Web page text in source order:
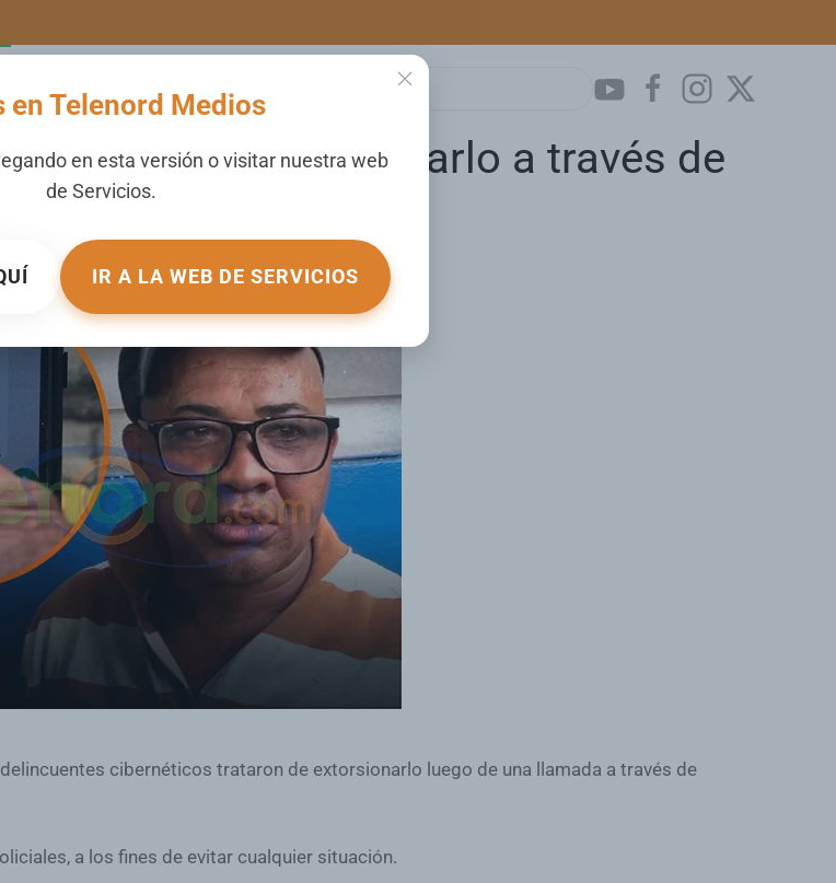
en Telenord Medios
en esta versión o visitar nuestra web
de Servicios.
IR A LA WEB DE SERVICIOS
intentan chantajearlo a través de
cibernéticos trataron de extorsionarlo luego de una llamada a través de
a los fines de evitar cualquier situación.